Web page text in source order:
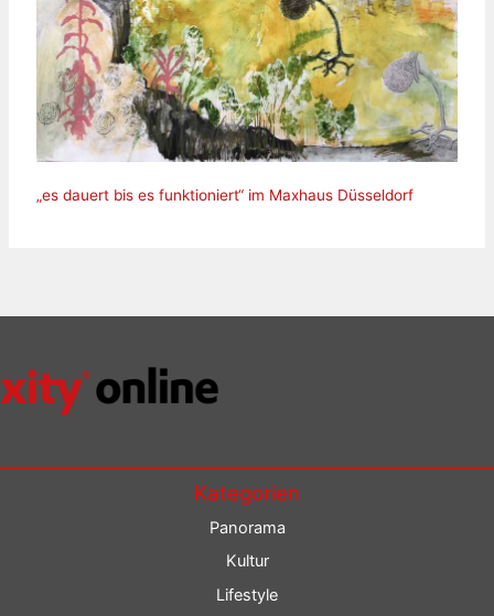
„es dauert bis es funktioniert“ im Maxhaus Düsseldorf
Kategorien
Panorama
Kultur
Lifestyle